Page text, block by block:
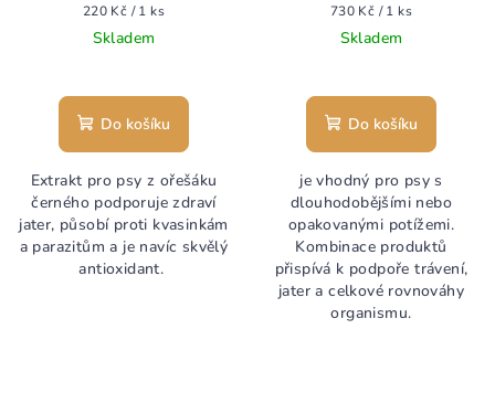
Měrná
cena:
220 Kč / 1 ks
Skladem
Do košíku
Extrakt pro psy z ořešáku
černého podporuje zdraví
jater, působí proti kvasinkám
a parazitům a je navíc skvělý
antioxidant.
Měrná
cena:
730 Kč / 1 ks
Skladem
Do košíku
je vhodný pro psy s
dlouhodobějšími nebo
opakovanými potížemi.
Kombinace produktů
přispívá k podpoře trávení,
jater a celkové rovnováhy
organismu.